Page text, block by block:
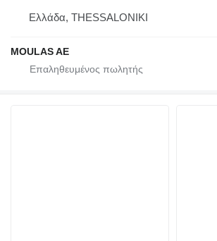
Ελλάδα, THESSALONIKI
MOULAS AE